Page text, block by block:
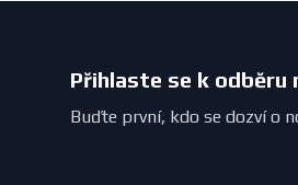
Přihlaste se k odběru
Buďte první, kdo se dozví o